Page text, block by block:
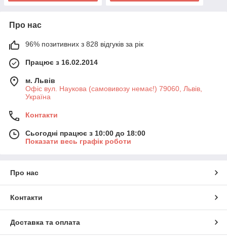
Про нас
96% позитивних з 828 відгуків за рік
Працює з 16.02.2014
м. Львів
Офіс вул. Наукова (самовивозу немає!) 79060, Львів,
Україна
Контакти
Сьогодні працює з 10:00 до 18:00
Показати весь графік роботи
Про нас
Контакти
Доставка та оплата